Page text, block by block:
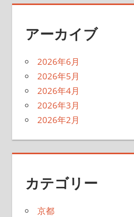
アーカイブ
2026年6月
2026年5月
2026年4月
2026年3月
2026年2月
カテゴリー
京都